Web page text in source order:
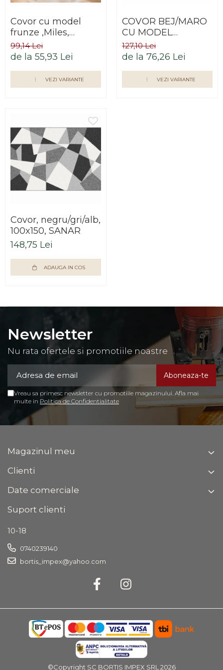
Set mobilier Living
Seturi masa +scaune
dining
Seturi dormitoare
complete
Suporturi
saltea/Somiere/Gratii
Covor cu model
frunze ,Miles,
diferite dimensiuni
99,14 Lei
de la 55,93 Lei
VEZI VARIANTE
COVOR BEJ/MARO
CU MODEL
NALLETS, DIFERITE
DIMENSIUNI
127,10 Lei
de la 76,26 Lei
VEZI VARIANTE
Covor, negru/gri/alb,
100x150, SANAR
148,75 Lei
ADAUGA IN COS
Newsletter
Nu rata ofertele si promotiile noastre
Vreau sa primesc newsletter cu promotiile magazinului. Afla mai
multe in Politica de Confidentialitate
Magazinul meu
Clienti
Date comerciale
Suport clienti
10-18
0740239140
bortis_impex@yahoo.com
©Copyright SC BORTIS IMPEX SRL 2026